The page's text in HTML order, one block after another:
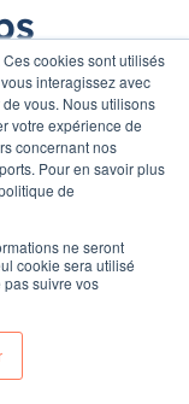
cookies sont utilisés
interagissez avec
vous. Nous utilisons
votre expérience de
concernant nos
Pour en savoir plus
de
ne seront
cookie sera utilisé
suivre vos
est une
les
et Service
du